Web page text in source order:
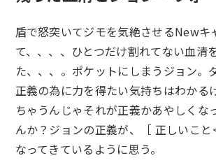
盾で怒突いてジモを気絶させるNewキ
て、、、、ひとつだけ割れてない血清
た、、、。ポケットにしまうジョン。
正義の為に力を得たい気持ちはわかる
ちゃうんじゃそれが正義かあやしくな
んか？ジョンの正義が、［ 正しいこ
なってきているように思う。